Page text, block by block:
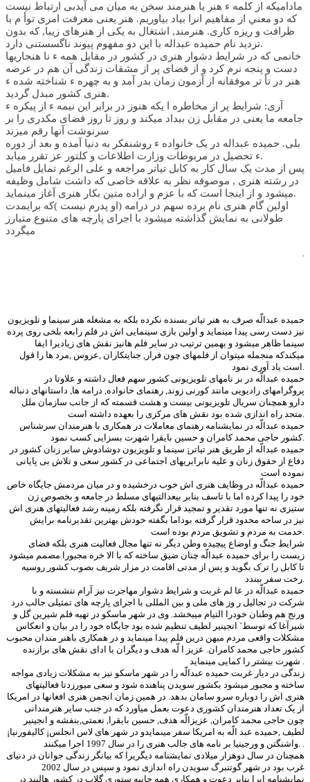
ماداميکه از کلمه ء هنر يا هنرمند سخن به ميان می آيدبی ارتباط نيست
که دو معني از مفاهيم انرا بياد بياوريم. هنر يعنی معرفت امری توأ م با
ظرافت و ريزه کاری. هنرمند, اشتغال به يکی از هنرهای زيبا, که بدون
ترديد نام حميده عبداله با این دو مفهوم پيوند ناگسستنی دارد.
خانمی که در شرايط دشوار هنری در کشور در مقابل همه ء نا هنجاريها
دست و پنجه نرم کرد و از فضای پر از مشقات زندگی آن هم در عرصه
هنر در تأ تر موفقانه از آزمون زمان بدر آمد و به چهره ء شناخته شده ء
هنری کشور مبدل گرديد.
آری: شرايط پر از مخاطره ا يکه هنوز در برابر این نيمه ء از پيکره ء
جامعه ما يعنی در مقابل زن بيداد ميکند و روز تا روز فضای مکدری را بر
سرنوشت آنها رقم ميزند
بلی. حميده عبداله در يک خانواده ء روشنفکر به دنيا آمده و بعد از دوره
ء تحصيل در مربوطات وزارت اطلاعات و کلتور عز تقرر ميابد.
پس از مدت يک سال کار به کابل تياتر مراجعه و علی الرغم تمايل فاميل
در رشته هنری , موصوفه نظر به علاقه خاصی که داشت شامل وظيفه
ميشود و از اینجا است که با عزم و اراده متين بکار هنری آغاز مينمايد.
اولين گام هنری نام برده سهم در درامه (او پدرم نيست )که برايمدت
طولانی به نمايش گذاشته ميشود با اجرای پارچه های متنوع متبارز
ميگردد
.
حميده عبدالّه صرف به هنر تياتر بسنده نکرده بلکه به مشغله هنر سينما و تلويزيون
نيز دست رسی پيدا مينمايد و اولين بازی سينمايی اش در فلم رابعه بلخی روی پرده
سينما ظاهر ميشود و بهمين ترتيب در ساير فلم هانيز نقش های زياديرا ايفا
ميکندکه منجمله ميتوان از فلمهای چون فرار, جنايتکاران ,عروس ,مرد ها را قول
است ياد آوری نمود.
حميده عبدالّه در بر نامهای تلويزيونی کشور سهم فعال داشته و علاوتا در
پروگرامهای راديويی مانند کورنی زوند, رهنمای خانواده, درامه ها, داستانهای دنباله
دارو همچنان سريال تلويزيونی بيست و هشت قسمته که از جانب سازمان ملل
متحد راه اندازی شده بود نقش های مرکزی را بعهده داشته است.
حميده عبدالّه در نمايشنامه رهنمای معاملات در همکاری با هنرمندان سرشناس
کشور حاجی محمد کامران و حسين بايقرا شهرت بسزايی کسب نمود.
حميده عبدالّه از طريق هنر تياتر¡ سينما و تلويزيون دوشادوش ساير زنان کشور در
دفاع از حقوق زنان و عليه نابرابريهای اجتماعی در کشور سعی و تلاش بی پايانی
نموده است
حميده عبدالّه در وظايف هنری اش خوب درخشيده و در ميان مردمش جايگاه خاص
خود را پيدا کرده اما با تاسف بنابر بيعدالتيهای مسلط در جامعه و بخصوص زن
ستيزی نه تنها مورد تقدير و تمجيد قرار نگرفته بلکه زمينه رشد فعاليتهای هنری اش
نيز در ساحه محدود قرار گرفته بوداما بگفته خودش بهترين تقديرنامه برايش
خدمت به مردم و تشويق مردم بوده است.
شرايط جنگ و اوضاع پيچيده وطن ديگر نه تنها مجال فعاليت هنری بلکه فضای
زيست را برای حميده عبدالّه چنان ضيق ساخته که با الا خره مجبورا مصمم ميشود
تا کابل را ترک بگويد و پس از مدتی اقامت در مزار شريف بصوب کشور روسيه
رخت سفر ببندد.
حميده عبدالّه در عا لم غربت و شرايط دشوار مهاجرت نيز آرام ننشسته و با
شرکت در تجاليل ر وز های ملی و بين المللی با اجرای پارچه های تمثيلی جالب درد
ورنج هم وطنان خودرا التيام ميبخشد. وی در شهر ماسکو در تهيه فلم شيرين گل و
شيرآغا که توسط` انجينير لطيف تنظيم شده بود جايگاه خود را در بيان و انعکاس
مشکلات واقعی مردم ميهن درين فلم پيدا مينمايد و در همکاری باهنر مندان محبوب
کشور حاجی محمد کامران. عزيز ا لّه هدف و ديگران با ادای نقش های برازنده
شهرت بيشتر را کمايی مينمايد .
زندگی در ديار غربت حميده عبدالّه را در شهر ماسکو نيز به مشکلات زيادی مواجه
ساخته و مجبور ميشود بکشور سويدن پناهنده شود و سعی ميورزدتا فعاليتهای
هنری اش را دوباره سرو سامان بدهد. در همين زمان انجمن هنری افغانها در امريکا
از يک تعداد هنرمندان کشوری دعوت بعمل مياورد که در جنب ساير هنرمندانی
چون حاجی محمد کامران, عزيزالّه هدف, حسين بايقرا, نعمتی,بنفشه و انجينير
لطيف ,حميده عبد الّه به امريکا سفر مينمايدو در شهر های لاس انجلس¡ کاليفورنيا¡
واشنگتن و ورجينيا بر نامه های جالب هنری را در سال 1997 اجرا ميکنند. .
همچنان در سال دوهزار ميلادی نمايشنامه ديگريرا که بيانگر زندگی جوانان در دنيای
غرب بود در شهر گوتنبرگ سويدن راه اندازی نمود و سپس در سال 2002
نمايشنامه ايرا بنابر دعوت و همکاری همه جانبه ستوری گلاب در کشور هاليند در